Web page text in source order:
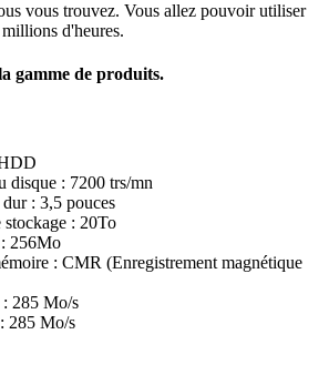
vous trouvez. Vous allez pouvoir utiliser
d'heures.
gamme de produits.
disque : 7200 trs/mn
: 3,5 pouces
stockage : 20To
256Mo
: CMR (Enregistrement magnétique
: 285 Mo/s
285 Mo/s